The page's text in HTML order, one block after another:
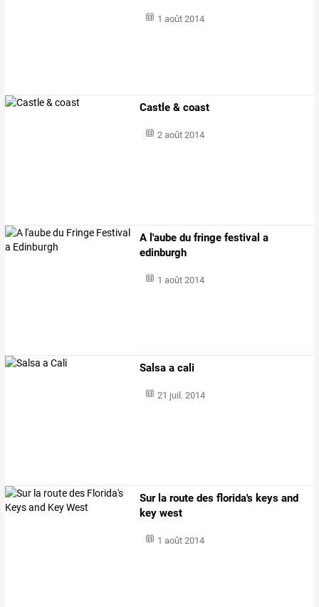
1 août 2014
Castle & coast
2 août 2014
A l'aube du fringe festival a
edinburgh
1 août 2014
Salsa a cali
21 juil. 2014
Sur la route des florida's keys and
key west
1 août 2014